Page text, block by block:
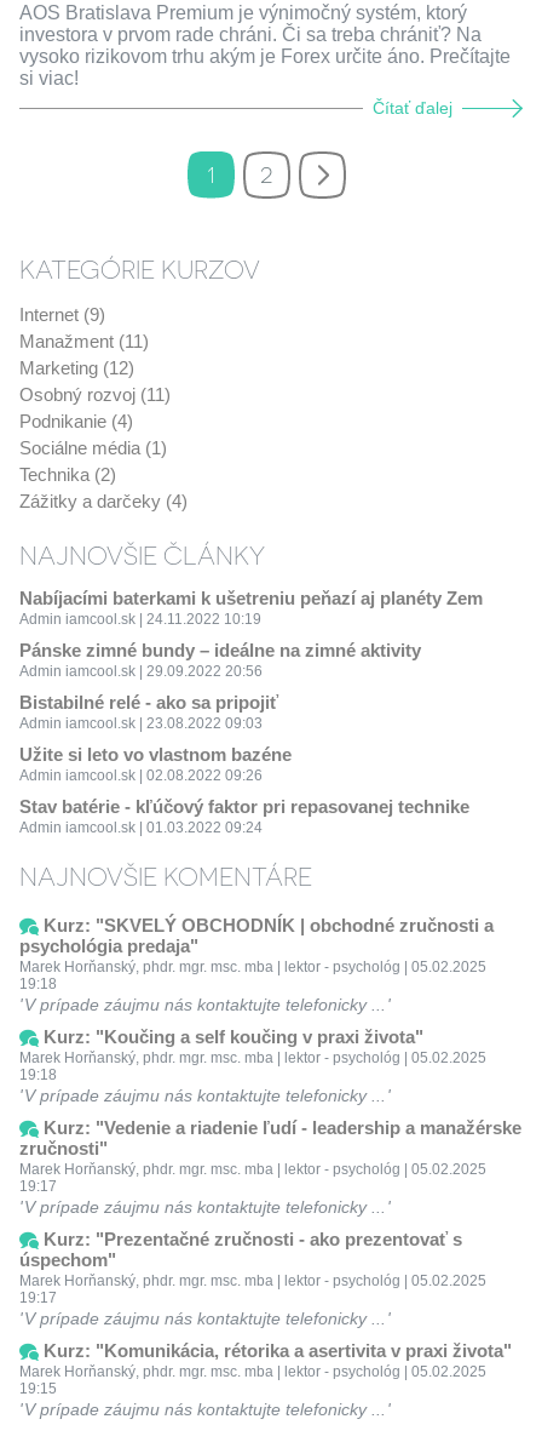
AOS Bratislava Premium je výnimočný systém, ktorý
investora v prvom rade chráni. Či sa treba chrániť? Na
vysoko rizikovom trhu akým je Forex určite áno. Prečítajte
si viac!
Čítať ďalej
1 2
KATEGÓRIE KURZOV
Internet (9)
Manažment (11)
Marketing (12)
Osobný rozvoj (11)
Podnikanie (4)
Sociálne média (1)
Technika (2)
Zážitky a darčeky (4)
NAJNOVŠIE ČLÁNKY
Nabíjacími baterkami k ušetreniu peňazí aj planéty Zem
Admin iamcool.sk | 24.11.2022 10:19
Pánske zimné bundy – ideálne na zimné aktivity
Admin iamcool.sk | 29.09.2022 20:56
Bistabilné relé - ako sa pripojiť
Admin iamcool.sk | 23.08.2022 09:03
Užite si leto vo vlastnom bazéne
Admin iamcool.sk | 02.08.2022 09:26
Stav batérie - kľúčový faktor pri repasovanej technike
Admin iamcool.sk | 01.03.2022 09:24
NAJNOVŠIE KOMENTÁRE
Kurz: "SKVELÝ OBCHODNÍK | obchodné zručnosti a
psychológia predaja"
Marek Horňanský, phdr. mgr. msc. mba | lektor - psychológ | 05.02.2025
19:18
V prípade záujmu nás kontaktujte telefonicky ...
Kurz: "Koučing a self koučing v praxi života"
Marek Horňanský, phdr. mgr. msc. mba | lektor - psychológ | 05.02.2025
19:18
V prípade záujmu nás kontaktujte telefonicky ...
Kurz: "Vedenie a riadenie ľudí - leadership a manažérske
zručnosti"
Marek Horňanský, phdr. mgr. msc. mba | lektor - psychológ | 05.02.2025
19:17
V prípade záujmu nás kontaktujte telefonicky ...
Kurz: "Prezentačné zručnosti - ako prezentovať s
úspechom"
Marek Horňanský, phdr. mgr. msc. mba | lektor - psychológ | 05.02.2025
19:17
V prípade záujmu nás kontaktujte telefonicky ...
Kurz: "Komunikácia, rétorika a asertivita v praxi života"
Marek Horňanský, phdr. mgr. msc. mba | lektor - psychológ | 05.02.2025
19:15
V prípade záujmu nás kontaktujte telefonicky ...